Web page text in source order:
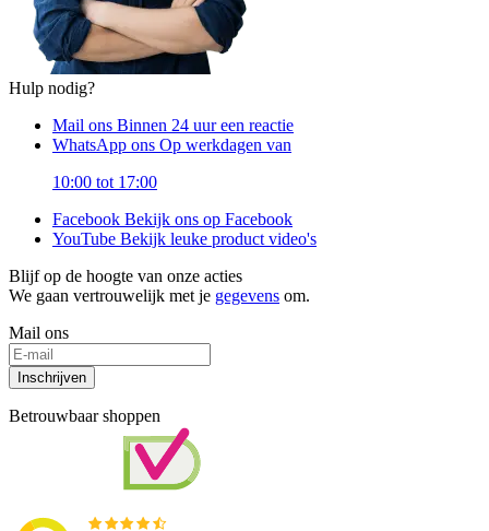
Hulp nodig?
Mail ons Binnen 24 uur een reactie
WhatsApp ons Op werkdagen van
10:00 tot 17:00
Facebook Bekijk ons op Facebook
YouTube Bekijk leuke product video's
Blijf op de hoogte van onze acties
We gaan vertrouwelijk met je gegevens om.
Mail ons
Inschrijven
Betrouwbaar shoppen